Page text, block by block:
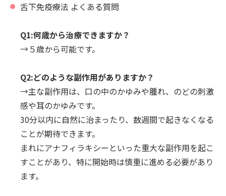
舌下免疫療法 よくある質問
Q1:何歳から治療できますか？
→５歳から可能です。
Q2:どのような副作用がありますか？
→主な副作用は、口の中のかゆみや腫れ、のどの刺激
感や耳のかゆみです。
30分以内に自然に治まったり、数週間で起きなくなる
ことが期待できます。
まれにアナフィラキシーといった重大な副作用を起こ
すことがあり、特に開始時は慎重に進める必要があり
ます。